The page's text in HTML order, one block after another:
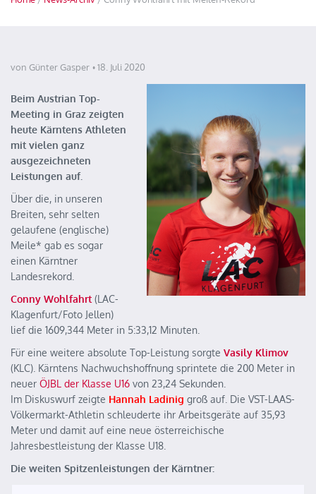
von Günter Gasper 18. Juli 2020
Beim Austrian Top-
Meeting in Graz zeigten
heute Kärntens Athleten
mit vielen ganz
ausgezeichneten
Leistungen auf.
Über die, in unseren
Breiten, sehr selten
gelaufene (englische)
Meile* gab es sogar
einen Kärntner
Landesrekord.
Conny Wohlfahrt (LAC-
Klagenfurt/Foto Jellen)
lief die 1609,344 Meter in 5:33,12 Minuten.
Für eine weitere absolute Top-Leistung sorgte Vasily Klimov
(KLC). Kärntens Nachwuchshoffnung sprintete die 200 Meter in
neuer ÖJBL der Klasse U16 von 23,24 Sekunden.
Im Diskuswurf zeigte Hannah Ladinig groß auf. Die VST-LAAS-
Völkermarkt-Athletin schleuderte ihr Arbeitsgeräte auf 35,93
Meter und damit auf eine neue österreichische
Jahresbestleistung der Klasse U18.
Die weiten Spitzenleistungen der Kärntner: